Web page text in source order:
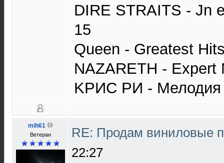
DIRE STRAITS - Jn
15
Queen - Greatest
NAZARETH - Expert
KРИС РИ - Мелодия
mih61
Ветеран
RE: Продам виниловые
22:27